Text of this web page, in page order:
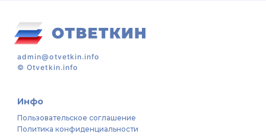
admin@otvetkin.info
©Otvetkin.info
Инфо
Пользовательское соглашение
Политика конфиденциальности